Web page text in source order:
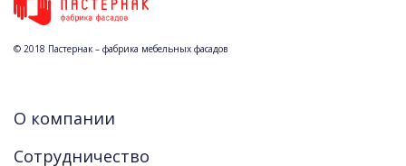
© 2018 Пастернак – фабрика мебельных фасадов
О компании
Сотрудничество